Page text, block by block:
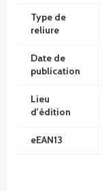
Type de
reliure
Date de
publication
Lieu
d'édition
eEAN13